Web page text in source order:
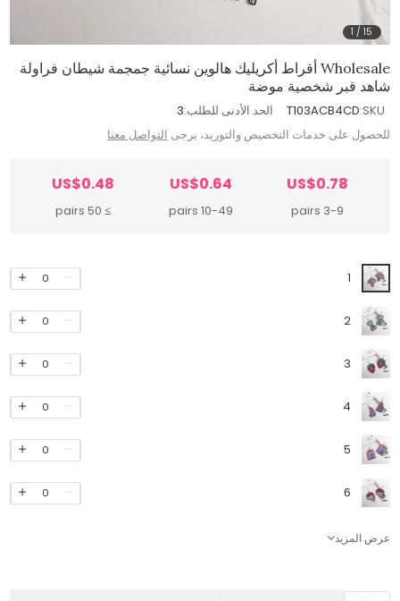
1 /15
Wholesale أقراط أكريليك هالوين نسائية جمجمة شيطان فراولة
شاهد قبر شخصية موضة
SKU:
T103ACB4CD الحد الأدنى للطلب:3
للحصول على خدمات التخصيص والتوريد، يرجى التواصل معنا
US$0.78
3-9 pairs
US$0.64
10-49 pairs
US$0.48
≥ 50 pairs
1
0
2
0
3
0
4
0
5
0
6
0
عرض المزيد